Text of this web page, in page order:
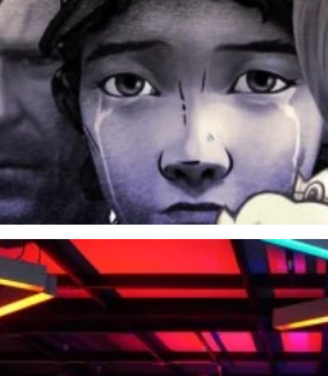
เกม
ที่นักเล่นเกมต้องเจอมานำเสนอ
days ago
ยนานแล้ว! พร้อมระเบิดศึก ใน